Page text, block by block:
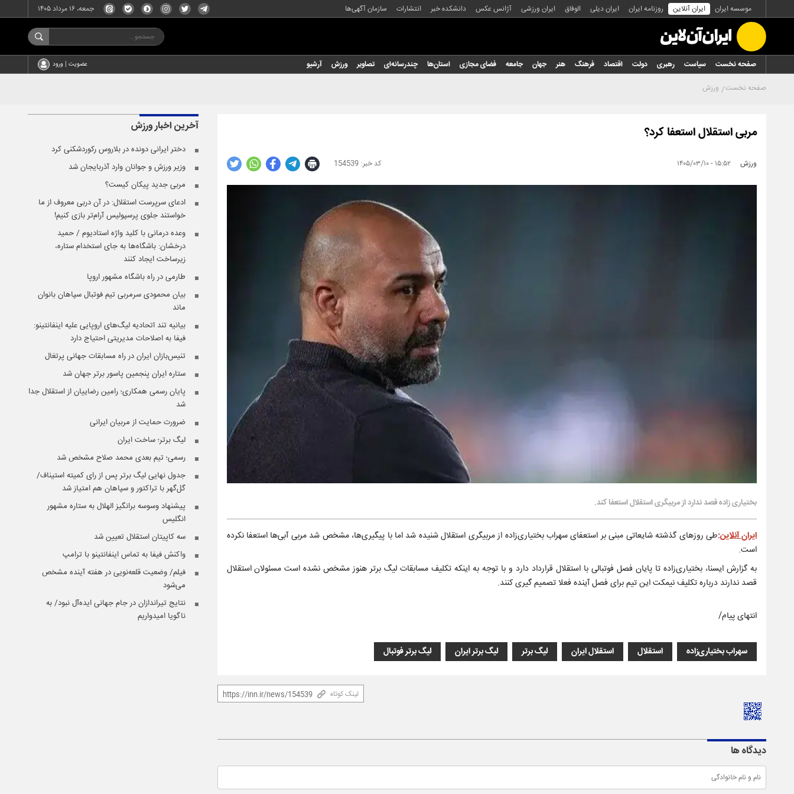
موسسه ایران ایران آنلاین روزنامه ایران ایران دیلی الوفاق ایران ورزشی آژانس عکس دانشکده خبر انتشارات سازمان آگهی‌ها جمعه، ۱۶ مرداد ۱۴۰۵
صفحه نخست سیاست رهبری دولت اقتصاد فرهنگ هنر جهان جامعه فضای مجازی استان‌ها چندرسانه‌ای تصاویر ورزش آرشیو عضویت | ورود
صفحه نخست ورزش
مربی استقلال استعفا کرد؟
ورزش ۱۵:۵۲ - ۱۴۰۵/۰۳/۱۰ 154539
بختیاری زاده قصد ندارد از مربیگری استقلال استعفا کند.
ایران آنلاین:طی روزهای گذشته شایعاتی مبنی بر استعفای سهراب بختیاری‌زاده از مربیگری استقلال شنیده شد اما با پیگیری‌ها، مشخص شد مربی آبی‌ها استعفا نکرده
است.
به گزارش ایسنا، بختیاری‌زاده تا پایان فصل فوتبالی با استقلال قرارداد دارد و با توجه به اینکه تکلیف مسابقات لیگ برتر هنوز مشخص نشده است مسئولان استقلال
قصد ندارند درباره تکلیف نیمکت این تیم برای فصل آینده فعلا تصمیم گیری کنند.
انتهای پیام/
سهراب بختیاری‌زاده استقلال استقلال ایران لیگ برتر لیگ برتر ایران لیگ برتر فوتبال
لینک کوتاه
دیدگاه ها
آخرین اخبارورزش
دختر ایرانی دونده در بلاروس رکوردشکنی کرد
وزیر ورزش و جوانان وارد آذربایجان شد
مربی جدید پیکان کیست؟
ادعای سرپرست استقلال: در آن دربی معروف از ما
خواستند جلوی پرسپولیس آرام‌تر بازی کنیم!
وعده ‌درمانی با کلید واژه استادیوم / حمید
درخشان: باشگاه‌ها به جای استخدام ستاره،
زیرساخت ایجاد کنند
طارمی در راه باشگاه مشهور اروپا
بیان محمودی سرمربی تیم فوتبال سپاهان بانوان
ماند
بیانیه تند اتحادیه لیگ‌های اروپایی علیه اینفانتینو:
فیفا به اصلاحات مدیریتی احتیاج دارد
تنیس‌بازان ایران در راه مسابقات جهانی پرتغال
ستاره ایران پنجمین پاسور برتر جهان شد
پایان رسمی همکاری؛ رامین رضاییان از استقلال جدا
شد
ضرورت حمایت از مربیان ایرانی
لیگ برتر؛ ساخت ایران
رسمی؛ تیم بعدی محمد صلاح مشخص شد
جدول نهایی لیگ برتر پس از رای کمیته استیناف/
گل‌گهر با تراکتور و سپاهان هم امتیاز شد
پیشنهاد وسوسه برانگیز الهلال به ستاره مشهور
انگلیس
سه کاپیتان‌ استقلال تعیین شد
واکنش فیفا به تماس اینفانتینو با ترامپ
فیلم/ وضعیت قلعه‌نویی در هفته آینده مشخص
می‌شود
نتایج تیراندازان در جام جهانی ایده‌آل نبود/ به
ناگویا امیدواریم